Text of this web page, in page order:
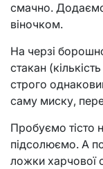
смачно.
віночком.
На черзі
стакан
строго
саму миску,
Пробуємо тісто
підсолюємо. А
ложки харчової